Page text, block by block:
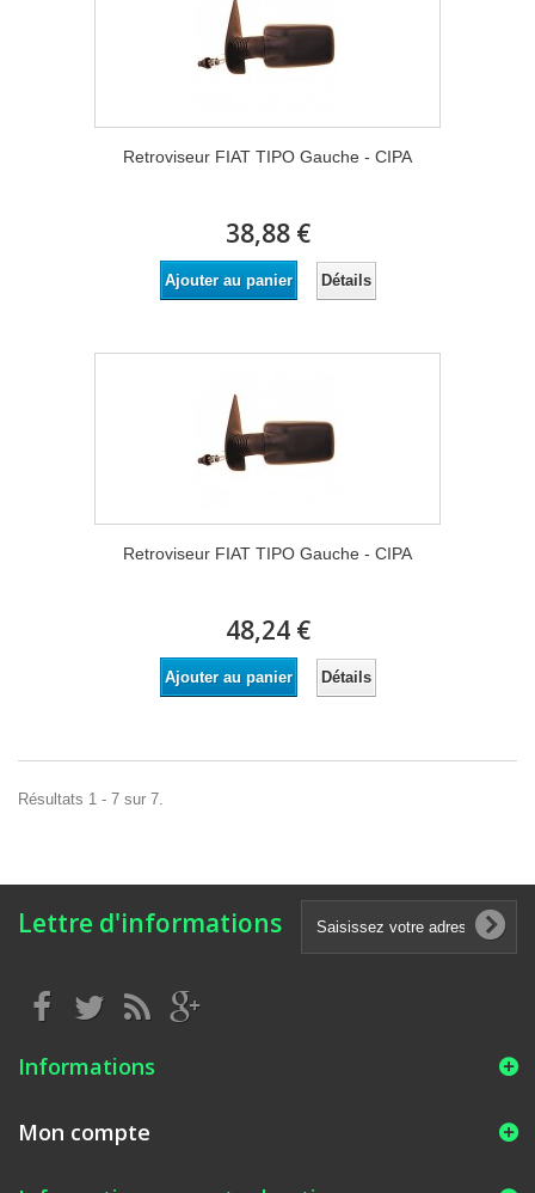
Retroviseur FIAT TIPO Gauche - CIPA
38,88 €
Ajouter au panier Détails
Retroviseur FIAT TIPO Gauche - CIPA
48,24 €
Ajouter au panier Détails
Résultats 1 - 7 sur 7.
Lettre d'informations
Informations
Mon compte